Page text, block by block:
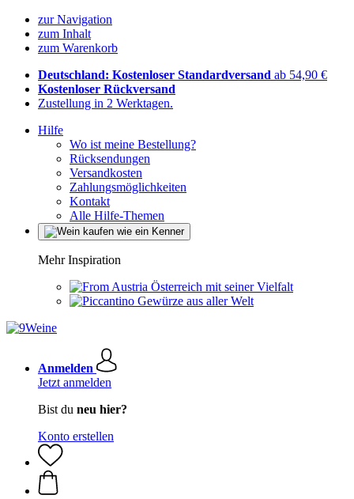
zur Navigation
zum Inhalt
zum Warenkorb
Deutschland: Kostenloser Standardversand ab 54,90 €
Kostenloser Rückversand
Zustellung in 2 Werktagen.
Hilfe
Wo ist meine Bestellung?
Rücksendungen
Versandkosten
Zahlungsmöglichkeiten
Kontakt
Alle Hilfe-Themen
Mehr Inspiration
Österreich mit seiner Vielfalt
Gewürze aus aller Welt
Anmelden
Jetzt anmelden
Bist du neu hier?
Konto erstellen